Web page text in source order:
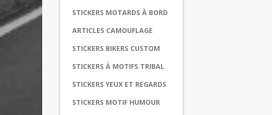
STICKERS MOTARDS À BORD
ARTICLES CAMOUFLAGE
STICKERS BIKERS CUSTOM
STICKERS À MOTIFS TRIBAL
STICKERS YEUX ET REGARDS
STICKERS MOTIF HUMOUR